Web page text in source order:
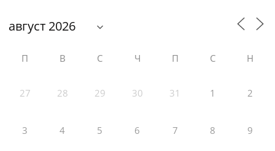
П В С Ч П С Н
27 28 29 30 31 1 2
3 4 5 6 7 8 9